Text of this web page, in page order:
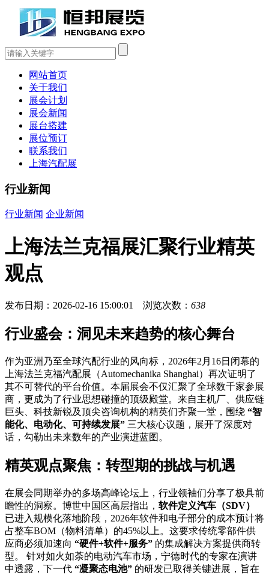
网站首页
关于我们
展会计划
展会新闻
展台搭建
展位预订
联系我们
上海汽配展
行业新闻
行业新闻 企业新闻
上海法兰克福展汇聚行业精英
观点
发布日期：2026-02-16 15:00:01 浏览次数： 638
行业盛会：洞见未来趋势的核心舞台
作为亚洲乃至全球汽配行业的风向标，2026年2月16日闭幕的
上海法兰克福汽配展（Automechanika Shanghai）再次证明了
其不可替代的平台价值。本届展会不仅汇聚了全球数千家参展
商，更成为了行业思想碰撞的顶级殿堂。来自主机厂、供应链
巨头、科技新锐及顶尖咨询机构的精英们齐聚一堂，围绕 “智
能化、电动化、可持续发展” 三大核心议题，展开了深度对
话，勾勒出未来数年的产业演进蓝图。
精英观点聚焦：转型期的挑战与机遇
在展会同期举办的多场高峰论坛上，行业领袖们分享了极具前
瞻性的洞察。博世中国区高层指出， 软件定义汽车（SDV）
已进入规模化落地阶段，2026年软件和电子部分的成本预计将
占整车BOM（物料清单）的45%以上。这要求传统零部件供
应商必须加速向 “硬件+软件+服务” 的集成解决方案提供商转
型。 针对如火如荼的电动汽车市场，宁德时代的专家在演讲
中透露，下一代 “凝聚态电池” 的研发已取得关键进展，旨在